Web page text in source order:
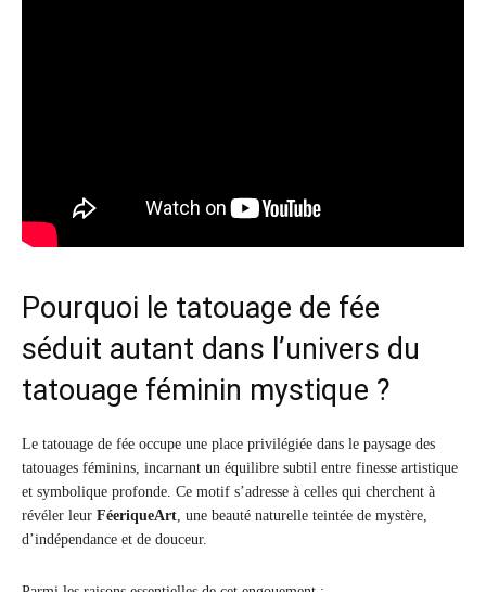
Pourquoi le tatouage de fée
séduit autant dans l’univers du
tatouage féminin mystique ?
Le tatouage de fée occupe une place privilégiée dans le paysage des
tatouages féminins, incarnant un équilibre subtil entre finesse artistique
et symbolique profonde. Ce motif s’adresse à celles qui cherchent à
révéler leur FéeriqueArt, une beauté naturelle teintée de mystère,
d’indépendance et de douceur.